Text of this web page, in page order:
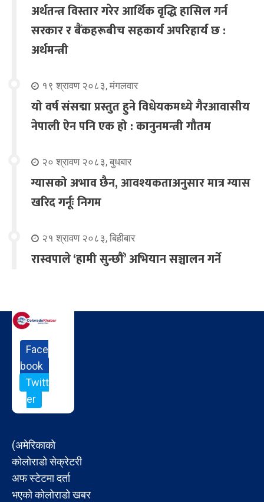
अर्थतन्त्र विस्तार गरेर आर्थिक वृद्धि हासिल गर्न
सरकार र बैंकहरूबीच सहकार्य अपरिहार्य छ :
अर्थमन्त्री
१९ श्रावण २०८३, मंगलवार
यो वर्ष संसद्मा प्रस्तुत हुने विधेयकमध्ये गैरआवासीय
नेपाली ऐन पनि एक हो : कानुनमन्त्री गौतम
२० श्रावण २०८३, बुधबार
ग्यासको अभाव छैन, आवश्यकताअनुसार मात्र ग्यास
खरिद गर्नूः निगम
२१ श्रावण २०८३, बिहीबार
रास्वपाले ‘हामी सुन्छौँ’ अभियान सञ्चालन गर्ने
Face
book
Twitt
er
(अमेरिकाको
कोलोराडो सेक्रेटरी
अफ स्टेटमा दर्ता
भएको कोलोराडो खबर